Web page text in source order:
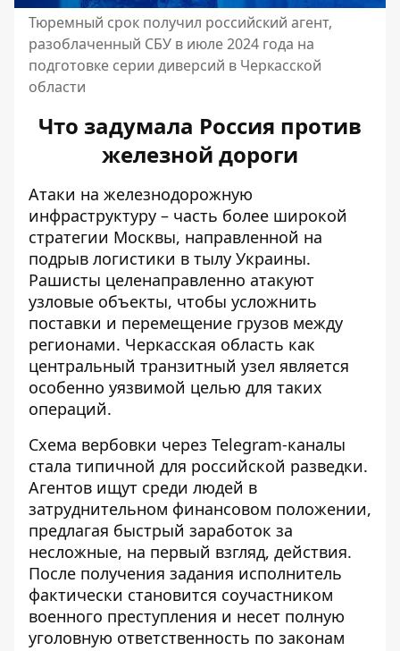
Тюремный срок получил российский агент,
разоблаченный СБУ в июле 2024 года на
подготовке серии диверсий в Черкасской
области
Что задумала Россия против
железной дороги
Атаки на железнодорожную
инфраструктуру – часть более широкой
стратегии Москвы, направленной на
подрыв логистики в тылу Украины.
Рашисты целенаправленно атакуют
узловые объекты, чтобы усложнить
поставки и перемещение грузов между
регионами. Черкасская область как
центральный транзитный узел является
особенно уязвимой целью для таких
операций.
Схема вербовки через Telegram-каналы
стала типичной для российской разведки.
Агентов ищут среди людей в
затруднительном финансовом положении,
предлагая быстрый заработок за
несложные, на первый взгляд, действия.
После получения задания исполнитель
фактически становится соучастником
военного преступления и несет полную
уголовную ответственность по законам